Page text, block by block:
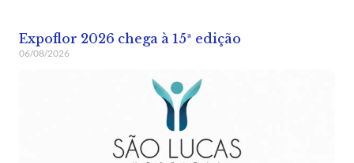
Expoflor 2026 chega à 15ª edição
06/08/2026